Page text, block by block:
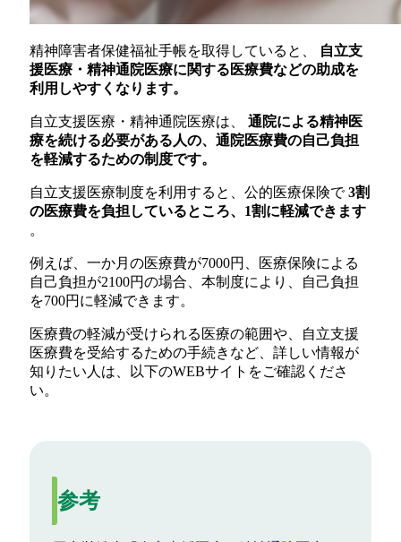
精神障害者保健福祉手帳を取得していると、
自立支
援医療・精神通院医療に関する医療費などの助成を
利用しやすくなります。
自立支援医療・精神通院医療は、 通院による精神医
療を続ける必要がある人の、通院医療費の自己負担
を軽減するための制度です。
自立支援医療制度を利用すると、公的医療保険で3割
の医療費を負担しているところ、1割に軽減できます
。
例えば、一か月の医療費が7000円、医療保険による
自己負担が2100円の場合、本制度により、自己負担
を700円に軽減できます。
医療費の軽減が受けられる医療の範囲や、自立支援
医療費を受給するための手続きなど、詳しい情報が
知りたい人は、以下のWEBサイトをご確認くださ
い。
参考